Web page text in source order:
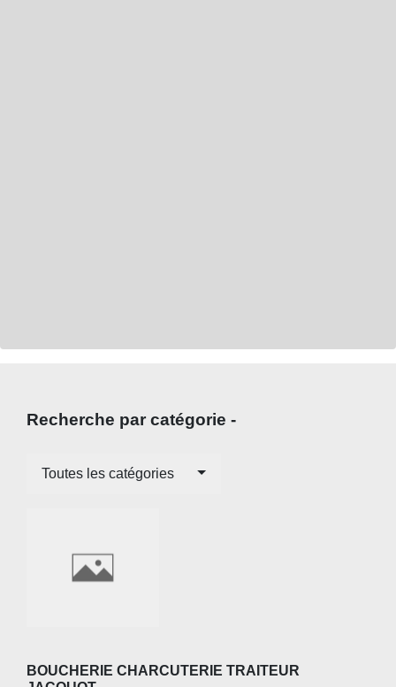
Recherche par catégorie -
Toutes les catégories
BOUCHERIE CHARCUTERIE TRAITEUR